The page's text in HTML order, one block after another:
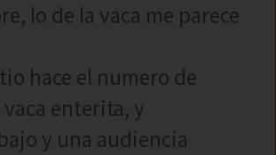
lo de la vaca me parece
hace el numero de
enterita, y
y una audiencia